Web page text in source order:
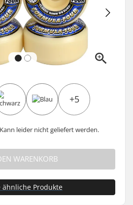
+5
leider nicht geliefert werden.
WARENKORB
ähnliche Produkte